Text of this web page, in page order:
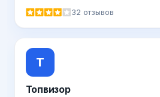
32 отзывов
Т
Топвизор